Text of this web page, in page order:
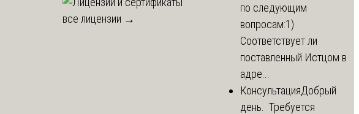
все лицензии →
по следующим
вопросам:1)
Соответствует ли
поставленный Истцом в
адре...
КонсультацияДобрый
день. Требуется